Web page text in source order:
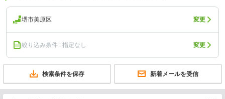
堺市美原区 変更
絞り込み条件 : 指定なし 変更
検索条件を保存 新着メールを受信